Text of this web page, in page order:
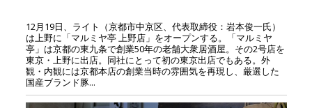
12月19日、ライト（京都市中京区、代表取締役：岩本俊一氏）
は上野に「マルミヤ亭 上野店」をオープンする。「マルミヤ
亭」は京都の東九条で創業50年の老舗大衆居酒屋。その2号店を
東京・上野に出店。同社にとって初の東京出店でもある。外
観・内観には京都本店の創業当時の雰囲気を再現し、厳選した
国産ブランド豚...